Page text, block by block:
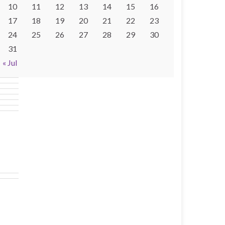
« Jul
10
11 12 13 14 15
16
17
18 19 20 21 22
23
24
25 26 27 28 29
30
31